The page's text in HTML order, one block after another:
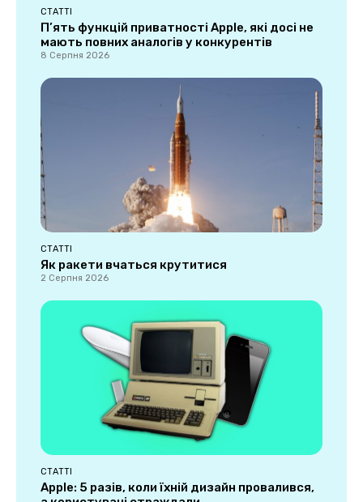
СТАТТІ
П’ять функцій приватності Apple, які досі не
мають повних аналогів у конкурентів
8 Серпня 2026
СТАТТІ
Як ракети вчаться крутитися
2 Серпня 2026
СТАТТІ
Apple: 5 разів, коли їхній дизайн провалився,